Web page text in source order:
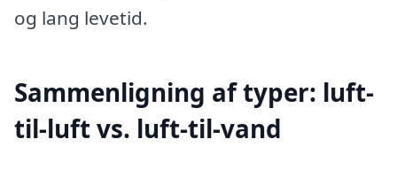
og lang levetid.
Sammenligning af typer: luft-
til-luft vs. luft-til-vand